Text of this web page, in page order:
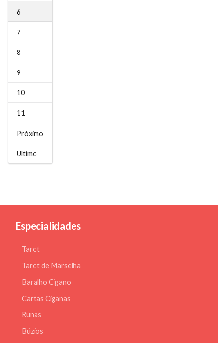
6
7
8
9
10
11
Próximo
Ultimo
Especialidades
Tarot
Tarot de Marselha
Baralho Cigano
Cartas Ciganas
Runas
Búzios